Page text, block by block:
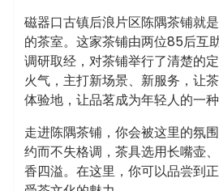
磁器口古镇后浪片区陈隅茶铺就
的茶室。这家茶铺由两位85后互
调研取经，对茶铺举行了清楚的
火气，主打新场景、新服务，让
体验地，让品茗成为年轻人的一种
走进陈隅茶铺，你会被这里的氛
约而不失格调，茶具选用长嘴壶
香四溢。在这里，你可以品尝到